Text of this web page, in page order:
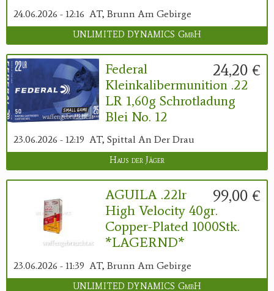
24.06.2026 - 12:16 AT, Brunn Am Gebirge
UNLIMITED DYNAMICS GmbH
24,20 €
Federal
Kleinkalibermunition .22
LR 1,60g Schrotladung
Blei No. 12
23.06.2026 - 12:19 AT, Spittal An Der Drau
Haus der Jäger
99,00 €
AGUILA .22lr
High Velocity 40gr.
Copper-Plated 1000Stk.
*LAGERND*
23.06.2026 - 11:39 AT, Brunn Am Gebirge
UNLIMITED DYNAMICS GmbH